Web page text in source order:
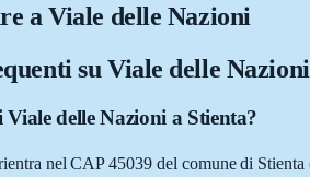
aViale delle Nazioni
su Viale delle Nazioni
delle Nazioni a Stienta?
nel CAP 45039 del comune di Stienta